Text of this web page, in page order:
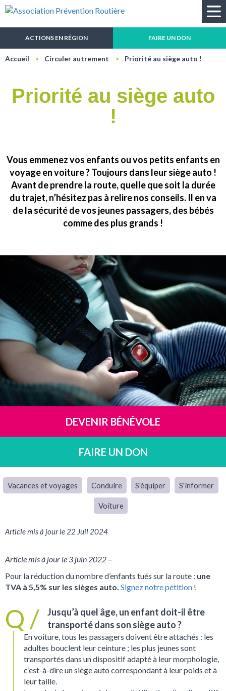
Recherche
ACTIONS EN RÉGION FAIRE UN DON
Accueil Circuler autrement Priorité au siège auto !
Priorité au siège auto
!
Vous emmenez vos enfants ou vos petits enfants en
voyage en voiture ? Toujours dans leur siège auto !
Avant de prendre la route, quelle que soit la durée
du trajet, n’hésitez pas à relire nos conseils. Il en va
de la sécurité de vos jeunes passagers, des bébés
comme des plus grands !
DEVENIR BÉNÉVOLE
FAIRE UN DON
Vacances et voyages Conduire S'équiper S'informer
Voiture
Article mis à jour le 22 Juil 2024
Article mis à jour le 3 juin 2022 –
Pour la réduction du nombre d’enfants tués sur la route : une
TVA à 5,5% sur les sièges auto. Signez notre pétition !
Jusqu’à quel âge, un enfant doit-il être
transporté dans son siège auto ?
En voiture, tous les passagers doivent être attachés : les
adultes bouclent leur ceinture ; les plus jeunes sont
transportés dans un dispositif adapté à leur morphologie,
c’est-à-dire un siège auto correspondant à leur poids et à
leur taille.